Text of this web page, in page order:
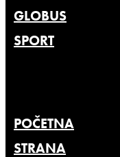
GLOBUS
SPORT
POČETNA
STRANA